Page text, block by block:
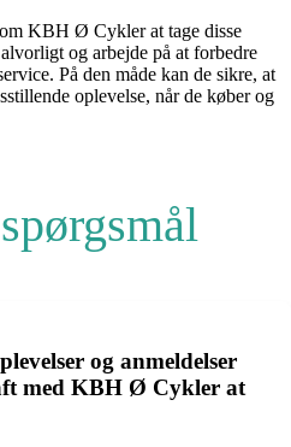
KBH Ø Cykler at tage disse
og arbejde på at forbedre
På den måde kan de sikre, at
oplevelse, når de køber og
og anmeldelser
med KBH Ø Cykler at